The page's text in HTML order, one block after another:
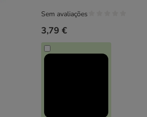
3,79 €
Sem avaliações